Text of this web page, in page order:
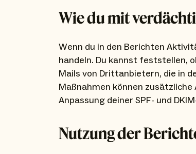
Wie du mit
Wenn du in den Berichten
handeln. Du kannst feststellen,
Mails von Drittanbietern, die in
Maßnahmen können
Anpassung deiner SPF- und
Nutzung der